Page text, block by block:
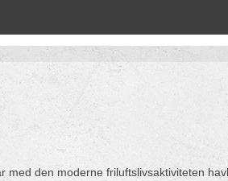
den moderne friluftslivsaktiviteten